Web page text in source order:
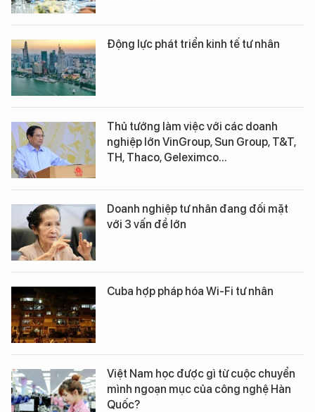
Động lực phát triển kinh tế tư nhân
Thủ tướng làm việc với các doanh
nghiệp lớn VinGroup, Sun Group, T&T,
TH, Thaco, Geleximco...
Doanh nghiệp tư nhân đang đối mặt
với 3 vấn đề lớn
Cuba hợp pháp hóa Wi-Fi tư nhân
Việt Nam học được gì từ cuộc chuyển
mình ngoạn mục của công nghệ Hàn
Quốc?